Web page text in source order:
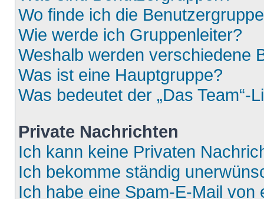
Wo finde ich die
Wie werde ich Gruppenleiter?
Weshalb werden verschiedene
Was ist eine Hauptgruppe?
Was bedeutet der „Das Team“-
Private Nachrichten
Ich kann keine Privaten
Ich bekomme ständig
Ich habe eine Spam-E-Mail